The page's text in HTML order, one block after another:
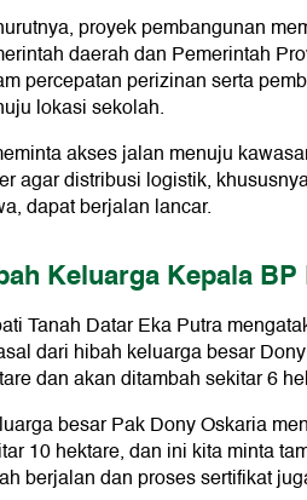
proyek pembangunan
daerah dan Pemerintah
percepatan perizinan serta
lokasi sekolah.
akses jalan menuju
agar distribusi logistik,
dapat berjalan lancar.
Keluarga Kepala
Tanah Datar Eka Putra
dari hibah keluarga besar
dan akan ditambah sekitar 6
besar Pak Dony Oskaria
10 hektare, dan ini kita minta
berjalan dan proses sertifikat